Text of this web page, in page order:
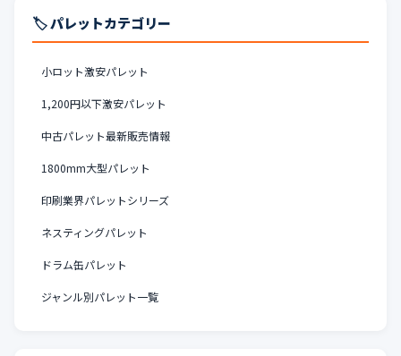
🏷️ パレットカテゴリー
小ロット激安パレット
1,200円以下激安パレット
中古パレット最新販売情報
1800mm大型パレット
印刷業界パレットシリーズ
ネスティングパレット
ドラム缶パレット
ジャンル別パレット一覧